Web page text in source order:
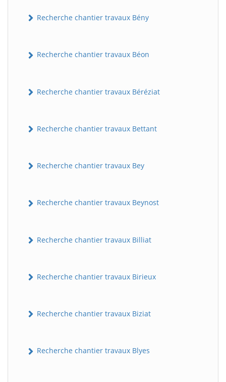
Recherche chantier travaux Bény
Recherche chantier travaux Béon
Recherche chantier travaux Béréziat
Recherche chantier travaux Bettant
Recherche chantier travaux Bey
Recherche chantier travaux Beynost
Recherche chantier travaux Billiat
Recherche chantier travaux Birieux
Recherche chantier travaux Biziat
Recherche chantier travaux Blyes